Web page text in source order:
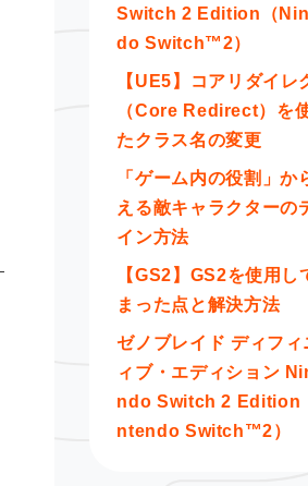
Switch 2 Edition（
do Switch™2）
【UE5】コアリダイレ
（Core Redirect）を
たクラス名の変更
「ゲーム内の役割」か
える敵キャラクターの
イン方法
【GS2】GS2を使用し
まった点と解決方法
ゼノブレイド ディフィ
ィブ・エディション
ndo Switch 2 Edition
ntendo Switch™2）